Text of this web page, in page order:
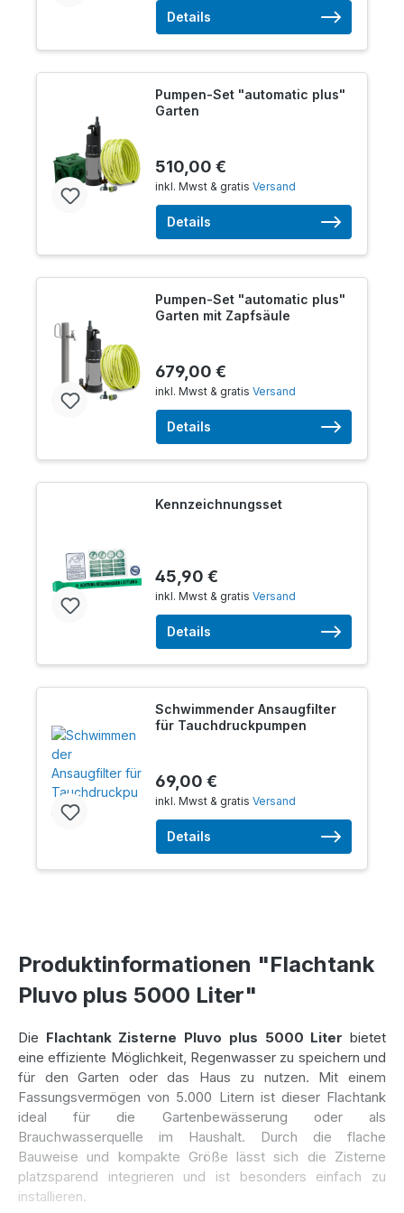
Details
Pumpen-Set "automatic plus"
Garten
510,00 €
inkl. Mwst & gratis Versand
Details
Pumpen-Set "automatic plus"
Garten mit Zapfsäule
679,00 €
inkl. Mwst & gratis Versand
Details
Kennzeichnungsset
45,90 €
inkl. Mwst & gratis Versand
Details
Schwimmender Ansaugfilter
für Tauchdruckpumpen
69,00 €
inkl. Mwst & gratis Versand
Details
Produktinformationen "Flachtank
Pluvo plus 5000 Liter"
Die Flachtank Zisterne Pluvo plus 5000 Liter bietet
eine effiziente Möglichkeit, Regenwasser zu speichern und
für den Garten oder das Haus zu nutzen. Mit einem
Fassungsvermögen von 5.000 Litern ist dieser Flachtank
ideal für die Gartenbewässerung oder als
Brauchwasserquelle im Haushalt. Durch die flache
Bauweise und kompakte Größe lässt sich die Zisterne
platzsparend integrieren und ist besonders einfach zu
installieren.